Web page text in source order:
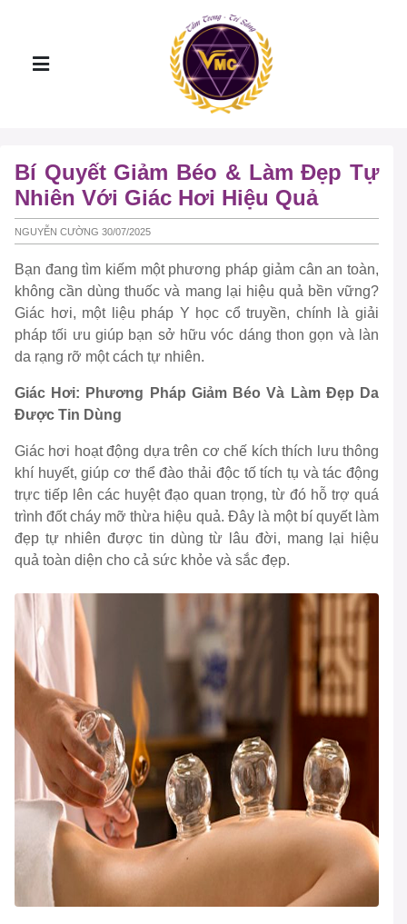
Bí Quyết Giảm Béo & Làm Đẹp Tự
Nhiên Với Giác Hơi Hiệu Quả
NGUYỄN CƯỜNG 30/07/2025
Bạn đang tìm kiếm một phương pháp giảm cân an toàn,
không cần dùng thuốc và mang lại hiệu quả bền vững?
Giác hơi, một liệu pháp Y học cổ truyền, chính là giải
pháp tối ưu giúp bạn sở hữu vóc dáng thon gọn và làn
da rạng rỡ một cách tự nhiên.
Giác Hơi: Phương Pháp Giảm Béo Và Làm Đẹp Da
Được Tin Dùng
Giác hơi hoạt động dựa trên cơ chế kích thích lưu thông
khí huyết, giúp cơ thể đào thải độc tố tích tụ và tác động
trực tiếp lên các huyệt đạo quan trọng, từ đó hỗ trợ quá
trình đốt cháy mỡ thừa hiệu quả. Đây là một bí quyết làm
đẹp tự nhiên được tin dùng từ lâu đời, mang lại hiệu
quả toàn diện cho cả sức khỏe và sắc đẹp.